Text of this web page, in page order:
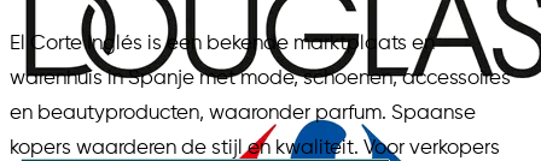
El Corte Inglés is een bekende marktplaats en
warenhuis in Spanje met mode, schoenen, accessoires
en beautyproducten, waaronder parfum. Spaanse
kopers waarderen de stijl en kwaliteit. Voor verkopers